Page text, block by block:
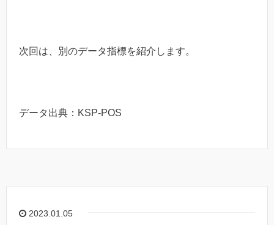
次回は、別のデータ指標を紹介します。
データ出典：KSP-POS
2023.01.05